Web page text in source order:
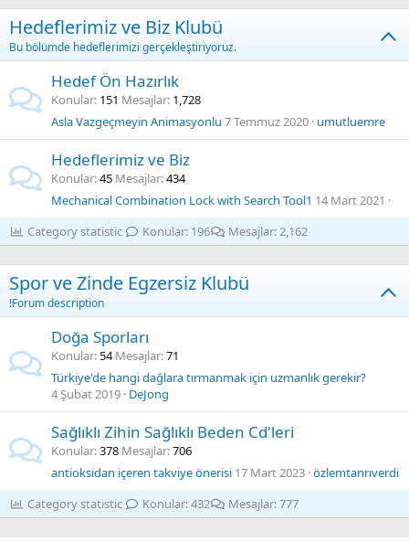
Hedeflerimiz ve Biz Klubü
Bu bölümde hedeflerimizi gerçekleştiriyoruz.
Hedef Ön Hazırlık
Konular 151 Mesajlar 1,728
Asla Vazgeçmeyin Animasyonlu 7 Temmuz 2020 umutluemre
Hedeflerimiz ve Biz
Konular 45 Mesajlar 434
Mechanical Combination Lock with Search Tool1 14 Mart 2021
Category statistic
Konular 196 Mesajlar 2,162
Spor ve Zinde Egzersiz Klubü
!Forum description
Doğa Sporları
Konular 54 Mesajlar 71
Türkiye'de hangi dağlara tırmanmak için uzmanlık gerekir?
4 Şubat 2019 DeJong
Sağlıklı Zihin Sağlıklı Beden Cd'leri
Konular 378 Mesajlar 706
antioksidan içeren takviye önerisi 17 Mart 2023 özlemtanrıverdi
Category statistic
Konular 432 Mesajlar 777